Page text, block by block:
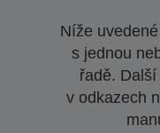
Níže
s jednou
řadě.
v odkazech